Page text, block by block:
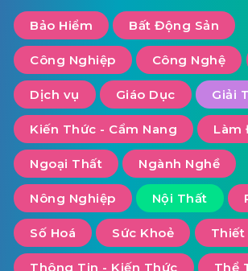
Bảo Hiểm Bất Động Sản
Công Nghiệp Công Nghệ
Dịch vụ Giáo Dục Giải
Kiến Thức - Cẩm Nang Làm
Ngoại Thất Ngành Nghề
Nông Nghiệp Nội Thất
Số Hoá Sức Khoẻ Thiết
Thông Tin - Kiến Thức Thể